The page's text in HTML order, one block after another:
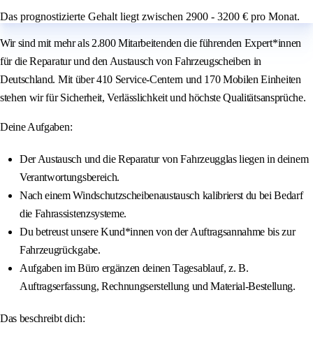
Das prognostizierte Gehalt liegt zwischen 2900 - 3200 € pro Monat.
Wir sind mit mehr als 2.800 Mitarbeitenden die führenden Expert*innen
für die Reparatur und den Austausch von Fahrzeugscheiben in
Deutschland. Mit über 410 Service-Centern und 170 Mobilen Einheiten
stehen wir für Sicherheit, Verlässlichkeit und höchste Qualitätsansprüche.
Deine Aufgaben:
Der Austausch und die Reparatur von Fahrzeugglas liegen in deinem
Verantwortungsbereich.
Nach einem Windschutzscheibenaustausch kalibrierst du bei Bedarf
die Fahrassistenzsysteme.
Du betreust unsere Kund*innen von der Auftragsannahme bis zur
Fahrzeugrückgabe.
Aufgaben im Büro ergänzen deinen Tagesablauf, z. B.
Auftragserfassung, Rechnungserstellung und Material-Bestellung.
Das beschreibt dich: